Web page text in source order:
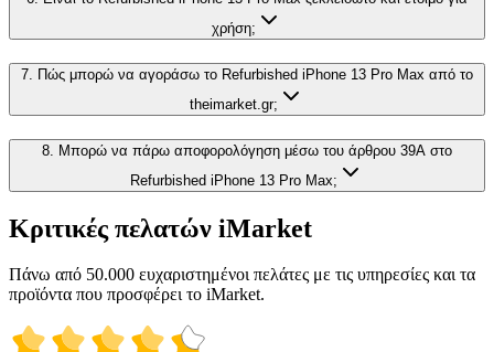
χρήση;
7. Πώς μπορώ να αγοράσω το Refurbished iPhone 13 Pro Max από το
theimarket.gr;
8. Μπορώ να πάρω αποφορολόγηση μέσω του άρθρου 39Α στο
Refurbished iPhone 13 Pro Max;
Κριτικές πελατών iMarket
Πάνω από 50.000 ευχαριστημένοι πελάτες με τις υπηρεσίες και τα
προϊόντα που προσφέρει το iMarket.